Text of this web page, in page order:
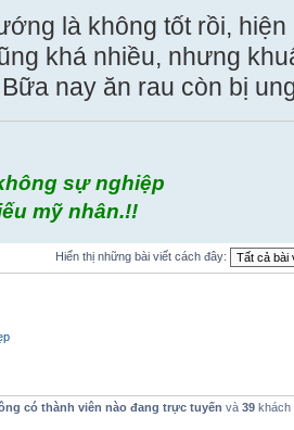
là không tốt rồi,
khá nhiều, nhưng
nay ăn rau còn bị
sự nghiệp
mỹ nhân.!!
Hiển thị những bài viết cách đây:
có thành viên nào đang trực tuyến và 39 khách